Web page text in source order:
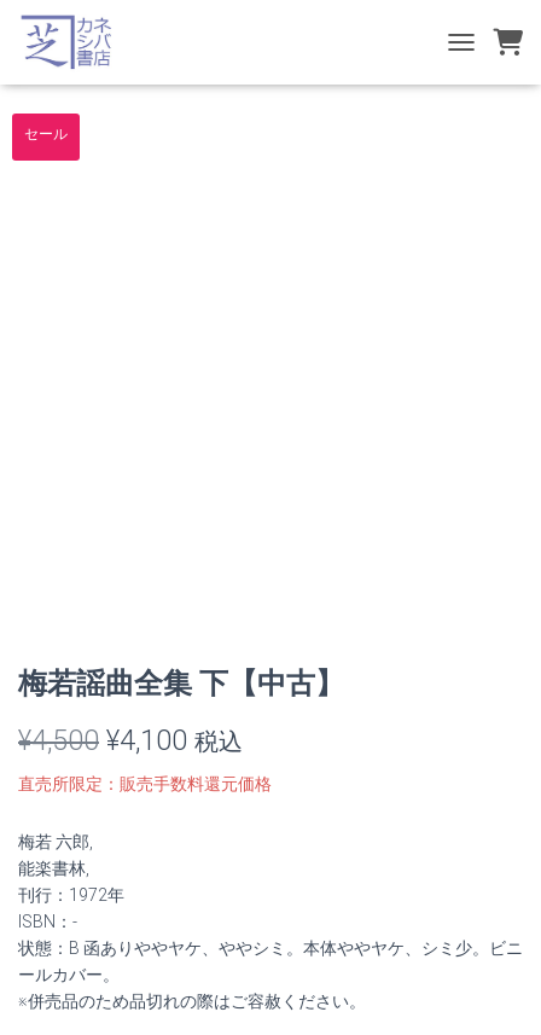
TOGGLE
セール
梅若謡曲全集 下【中古】
¥4,500 元
の
¥4,500
で
¥4,100 現
在
は
¥4,100
税込
直売所限定：販売手数料還元価格
梅若 六郎,
能楽書林,
刊行：1972年
ISBN：-
状態：B 函ありややヤケ、ややシミ。本体ややヤケ、シミ少。ビニ
ールカバー。
※併売品のため品切れの際はご容赦ください。